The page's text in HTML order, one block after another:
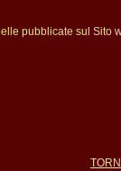
pubblicate sul Sito